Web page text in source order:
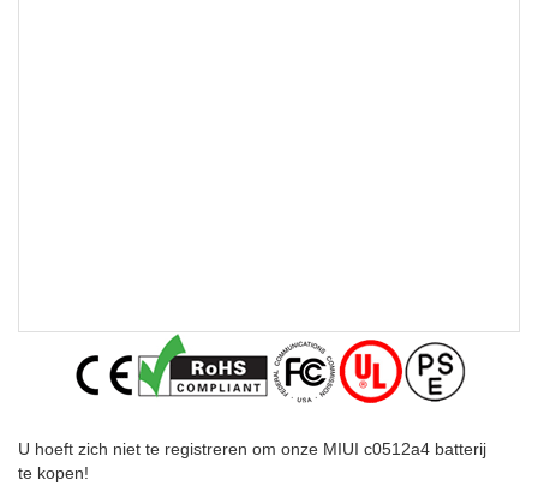
U hoeft zich niet te registreren om onze MIUI c0512a4 batterij
te kopen!